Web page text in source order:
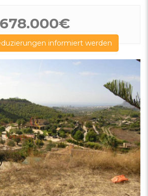
678.000€
informiert werden